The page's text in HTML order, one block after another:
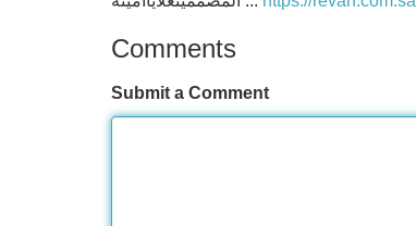
Comments
Submit a Comment